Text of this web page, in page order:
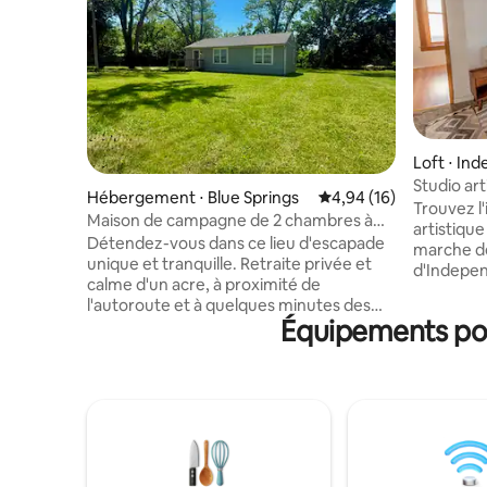
Hébergement ⋅ Blue Springs Évaluation moyenne
4,94 (16)
Maison de campagne de 2 chambres à
Blue Springs, MO
Détendez-vous dans ce lieu d'escapade
unique et tranquille. Retraite privée et
calme d'un acre, à proximité de
l'autoroute et à quelques minutes des
stades et du centre-ville de Kansas City
(Missouri). Maison confortable de deux
deux lits jumeaux. Les équipements
comprennent une cuisine équipée, un
Loft ⋅
Studio
Trouvez
artistique
marche
d'Independence.
de
cuisine
Équipements